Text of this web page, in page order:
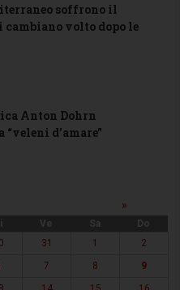
soffrono il
volto dopo le
Anton Dohrn
d’amare”
»
Ve Sa
Do
31 1
2
7 8
9